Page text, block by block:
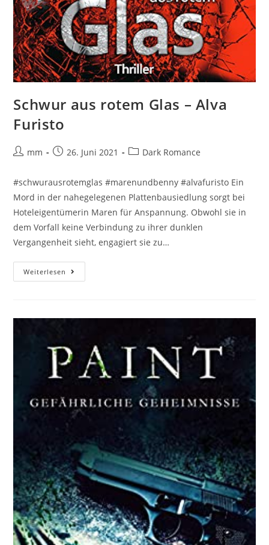
Schwur aus rotem Glas – Alva
Furisto
mm 26. Juni 2021 Dark Romance
#schwurausrotemglas #marenundbenny #alvafuristo Ein
Mord in der nahegelegenen Plattenbausiedlung sorgt bei
Hoteleigentümerin Maren für Anspannung. Obwohl sie in
dem Vorfall keine Verbindung zu ihrer dunklen
Vergangenheit sieht, engagiert sie zu…
Weiterlesen